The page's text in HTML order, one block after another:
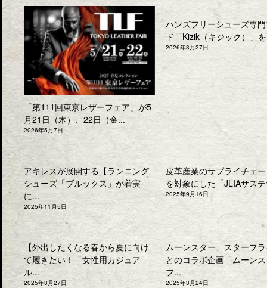
「第111回東京レザーフェア」が5
月21日（木）、22日（金...
2026年5月7日
ハンズフリーシューズ専
ド「Kizik（キジック）」
2026年3月27日
アキレスが展開する【ランニング
シューズ「ブルックス」が着実
に...
2025年11月5日
皮革産業のサプライチェ
を対象にした「JLIAサス
2025年9月16日
【外出したくなる春から夏に向け
て履きたい！「女性用カジュア
ル...
2025年3月27日
ムーンスター、スターフ
とのコラボ企画「ムーン
フ...
2025年3月24日